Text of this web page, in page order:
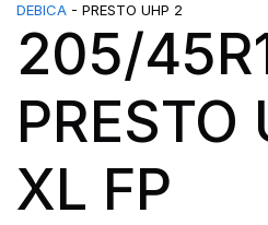
DEBICA - PRESTO UHP 2
205/
PRESTO
XL FP